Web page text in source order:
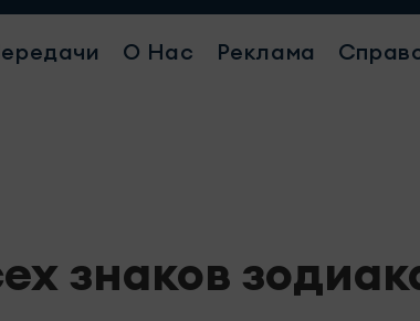
О Нас Реклама
знаков